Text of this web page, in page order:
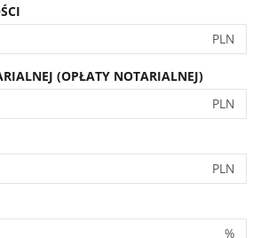
PLN
(OPŁATY NOTARIALNEJ)
PLN
PLN
%